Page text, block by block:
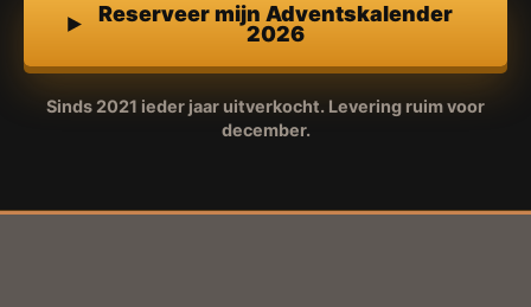
Reserveer mijn Adventskalender
2026
Sinds 2021 ieder jaar uitverkocht. Levering ruim voor
december.